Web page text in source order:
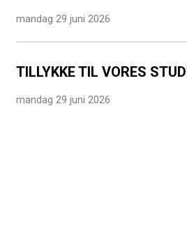
mandag 29 juni 2026
TILLYKKE TIL VORES
mandag 29 juni 2026